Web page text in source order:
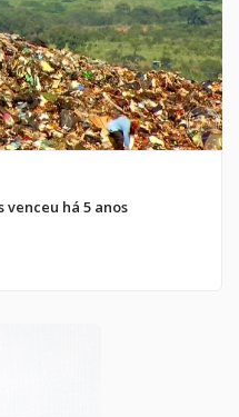
venceu há 5 anos